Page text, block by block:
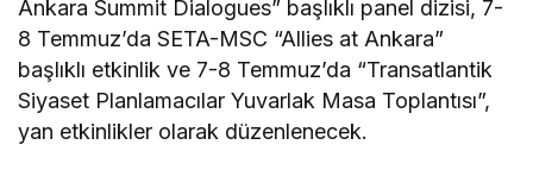
Ankara Summit Dialogues” başlıklı panel dizisi, 7-
8 Temmuz’da SETA-MSC “Allies at Ankara”
başlıklı etkinlik ve 7-8 Temmuz’da “Transatlantik
Siyaset Planlamacılar Yuvarlak Masa Toplantısı”,
yan etkinlikler olarak düzenlenecek.